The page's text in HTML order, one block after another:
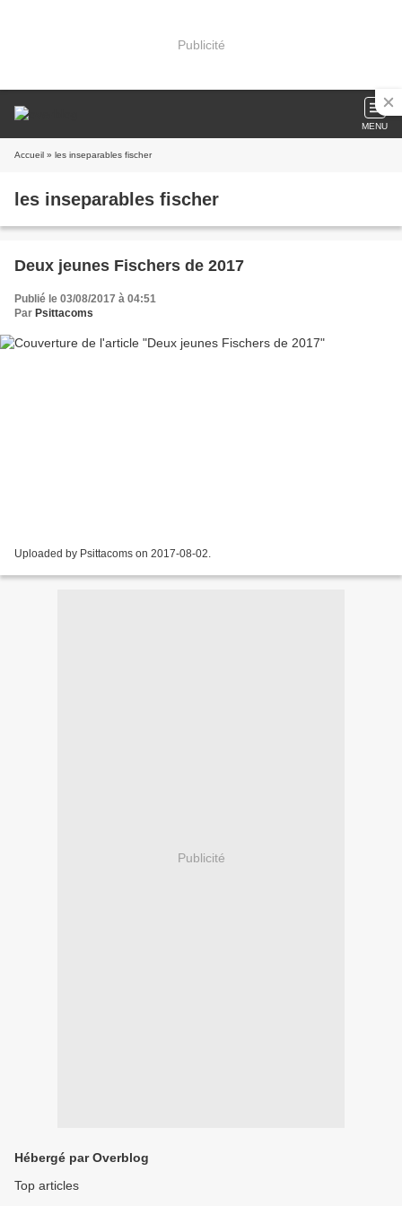
Publicité
MENU
Accueil » les inseparables fischer
les inseparables fischer
Deux jeunes Fischers de 2017
Publié le 03/08/2017 à 04:51
Par Psittacoms
Uploaded by Psittacoms on 2017-08-02.
Publicité
Hébergé par Overblog
Top articles